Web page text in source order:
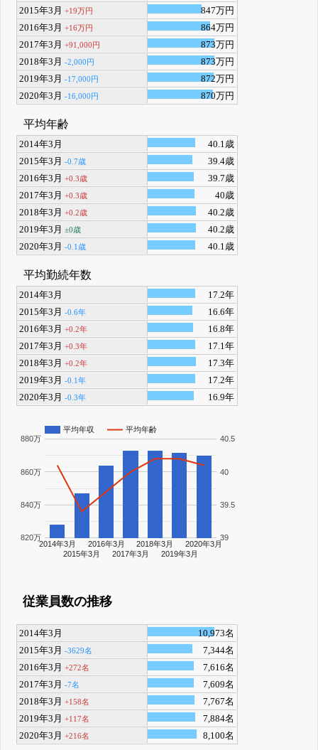
2015年3月+19万円
847万円
2016年3月+16万円
864万円
2017年3月+91,000円
873万円
2018年3月-2,000円
873万円
2019年3月-17,000円
872万円
2020年3月-16,000円 870万円
平均年齢
2014年3月
40.1歳
2015年3月-0.7歳
39.4歳
2016年3月+0.3歳
39.7歳
2017年3月+0.3歳
40歳
2018年3月+0.2歳
40.2歳
2019年3月±0歳
40.2歳
2020年3月-0.1歳 40.1歳
平均勤続年数
2014年3月
17.2年
2015年3月-0.6年
16.6年
2016年3月+0.2年
16.8年
2017年3月+0.3年
17.1年
2018年3月+0.2年
17.3年
2019年3月-0.1年
17.2年
2020年3月-0.3年 16.9年
平均年収 平均年齢
2014年3月
2015年3月
2016年3月
2017年3月
2018年3月
2019年3月
2020年3月
820万
840万
860万
880万
39
39.5
40
40.5
従業員数の推移
2014年3月
10,973名
2015年3月-3629名
7,344名
2016年3月+272名
7,616名
2017年3月-7名
7,609名
2018年3月+158名
7,767名
2019年3月+117名
7,884名
2020年3月+216名 8,100名